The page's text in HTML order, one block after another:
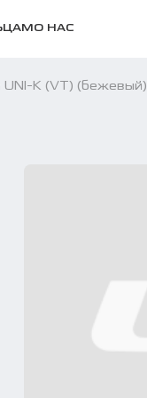
О НАС
UNI-K (VT) (бежевый)